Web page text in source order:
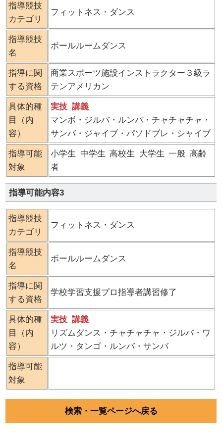
指導競技
カテゴリ
フィットネス・ダンス
指導競技
名
ボールルームダンス
指導に関
する資格
商業スポーツ施設インストラクター３級ラ
テンアメリカン
具体的種
目（内
容）
実技 講義
マンボ・ジルバ・ルンバ・チャチャチャ・
サンバ・ジャイブ・パソドブレ・シャイブ
指導可能
対象
小学生 中学生 高校生 大学生 一般 高齢
者
指導可能内容3
指導競技
カテゴリ
フィットネス・ダンス
指導競技
名
ボールルームダンス
指導に関
する資格
学校学習支援プロ指導者講習修了
具体的種
目（内
容）
実技 講義
リズムダンス・チャチャチャ・ジルバ・ワ
ルツ・タンゴ・ルンバ・サンバ
指導可能
対象
検索・一覧ページへ戻る